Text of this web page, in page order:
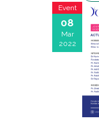
Event
08
Mar
2022